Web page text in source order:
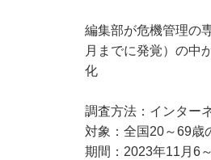
編集部が危機管理の
月までに発覚）の中
化
調査方法：インター
対象：全国20～69歳
期間：2023年11月6